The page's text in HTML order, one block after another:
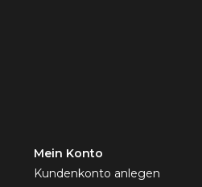
Mein Konto
Kundenkonto anlegen